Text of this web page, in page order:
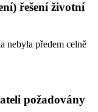
řešení životní
nebyla předem celně
požadovány